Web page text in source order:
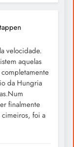
velocidade.
aquelas
da Hungria
finalmente
cimeiros, foi a